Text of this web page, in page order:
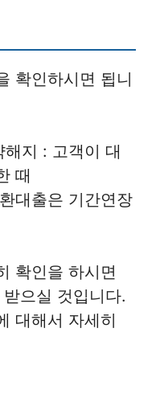
확인하시면 됩니
지 : 고객이 대
때
대출은 기간연장
확인을 하시면
으실 것입니다.
대해서 자세히